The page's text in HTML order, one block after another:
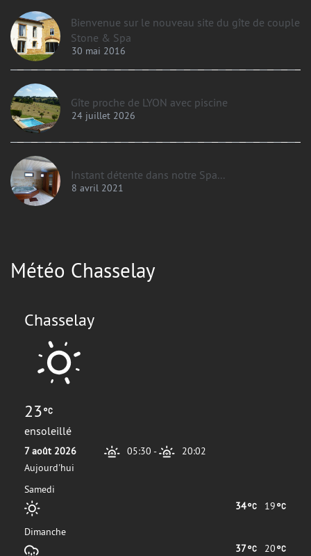
Bienvenue sur le nouveau site du gîte de couple
Stone & Spa
30 mai 2016
Gîte proche de LYON avec piscine
24 juillet 2026
Instant détente dans notre Spa...
8 avril 2021
Météo Chasselay
Chasselay
23
ensoleillé
7 août 2026
Aujourd'hui
05:30 - 20:02
Samedi
19
34
Dimanche
20
37